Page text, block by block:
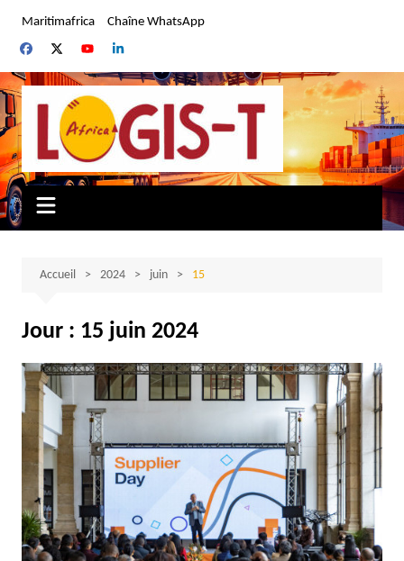
contenu
Maritimafrica Chaîne WhatsApp
Accueil 2024 juin 15
Jour : 15 juin 2024